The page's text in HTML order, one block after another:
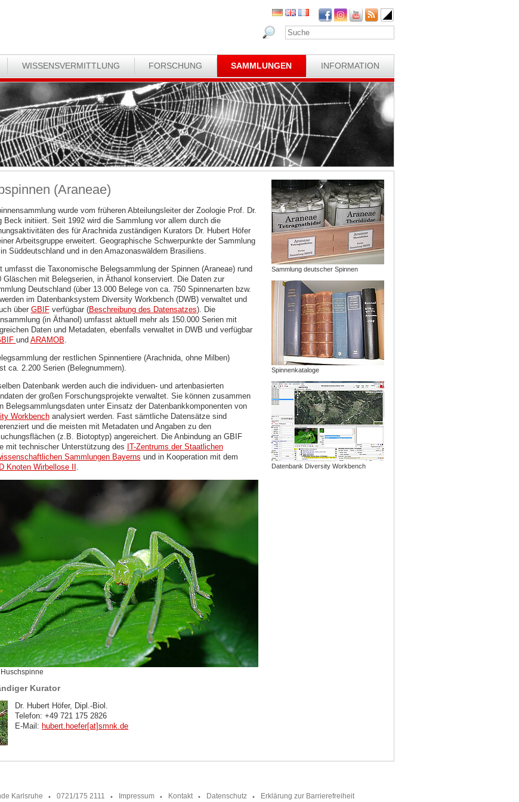
WISSENSVERMITTLUNG FORSCHUNG SAMMLUNGEN INFORMATION
(Araneae)
wurde vom früheren Abteilungsleiter der Zoologie Prof. Dr.
Beck initiiert. Seit 1992 wird die Sammlung vor allem durch die
des für Arachnida zuständigen Kurators Dr. Hubert Höfer
Arbeitsgruppe erweitert. Geographische Schwerpunkte der Sammlung
in Süddeutschland und in den Amazonaswäldern Brasiliens.
umfasst die Taxonomische Belegsammlung der Spinnen (Araneae) rund
Gläschen mit Belegserien, in Äthanol konserviert. Die Daten zur
Deutschland (über 13.000 Belege von ca. 750 Spinnenarten bzw.
im Datenbanksystem Diversity Workbench (DWB) verwaltet und
über GBIFverfügbar (Beschreibung des Datensatzes). Die
(in Äthanol) umfasst aktuell mehr als 150.000 Serien mit
Daten und Metadaten, ebenfalls verwaltet in DWB und verfügbar
und ARAMOB.
der restlichen Spinnentiere (Arachnida, ohne Milben)
ca. 2.200 Serien (Belegnummern).
Datenbank werden auch die individuen- und artenbasierten
der großen Forschungsprojekte verwaltet. Sie können zusammen
Belegsammlungsdaten unter Einsatz der Datenbankkomponenten von
Workbenchanalysiert werden. Fast sämtliche Datensätze sind
und die meisten mit Metadaten und Angaben zu den
(z.B. Biotoptyp) angereichert. Die Anbindung an GBIF
mit technischer Unterstützung des IT-Zentrums der Staatlichen
Sammlungen Bayerns und in Kooperation mit dem
Knoten Wirbellose II
Kurator
Dr. Hubert Höfer, Dipl.-Biol.
Telefon: +49 721 175 2826
E-Mail: hubert.hoefer[at]smnk.de
Sammlung deutscher Spinnen
Spinnenkataloge
Datenbank Diversity Workbench
Karlsruhe 0721/175 2111 Impressum Kontakt Datenschutz Erklärung zur Barrierefreiheit